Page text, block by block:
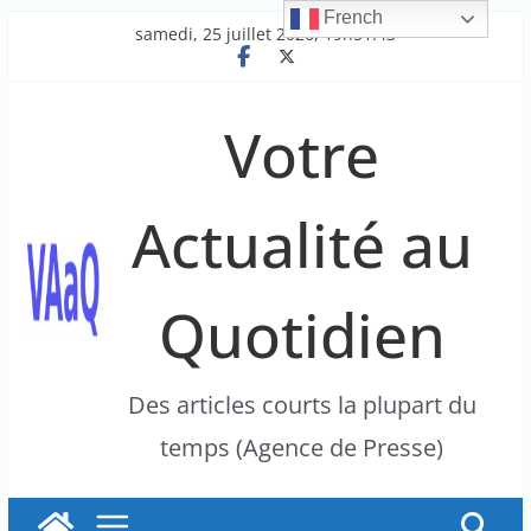
samedi, 25 juillet 2026, 19h51:43
Votre
Actualité au
Quotidien
Des articles courts la plupart du
temps (Agence de Presse)
French